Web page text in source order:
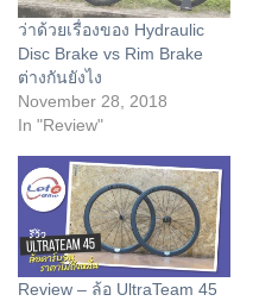
ว่าด้วยเรื่องของ Hydraulic
Disc Brake vs Rim Brake
ต่างกันยังไง
November 28, 2018
In "Review"
Review – ล้อ UltraTeam 45